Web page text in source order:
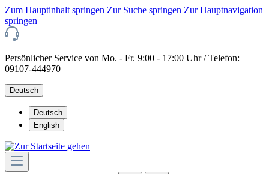
Zum Hauptinhalt springen Zur Suche springen Zur Hauptnavigation
springen
Persönlicher Service von Mo. - Fr. 9:00 - 17:00 Uhr / Telefon:
09107-444970
Deutsch
Deutsch
English